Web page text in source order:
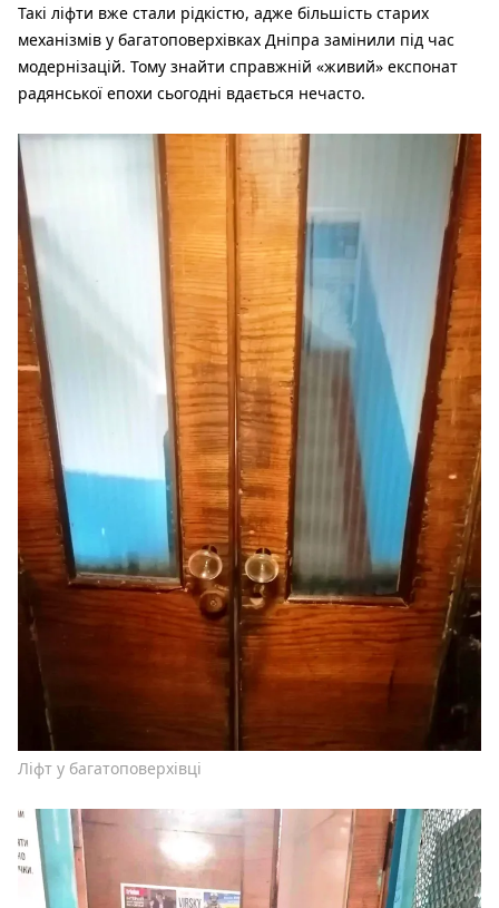
Такі ліфти вже стали рідкістю, адже більшість старих
механізмів у багатоповерхівках Дніпра замінили під час
модернізацій. Тому знайти справжній «живий» експонат
радянської епохи сьогодні вдається нечасто.
Ліфт у багатоповерхівці